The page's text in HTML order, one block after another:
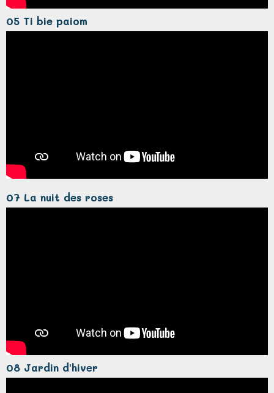
05 Ti bie paiom
07 La nuit des roses
08 Jardin d'hiver